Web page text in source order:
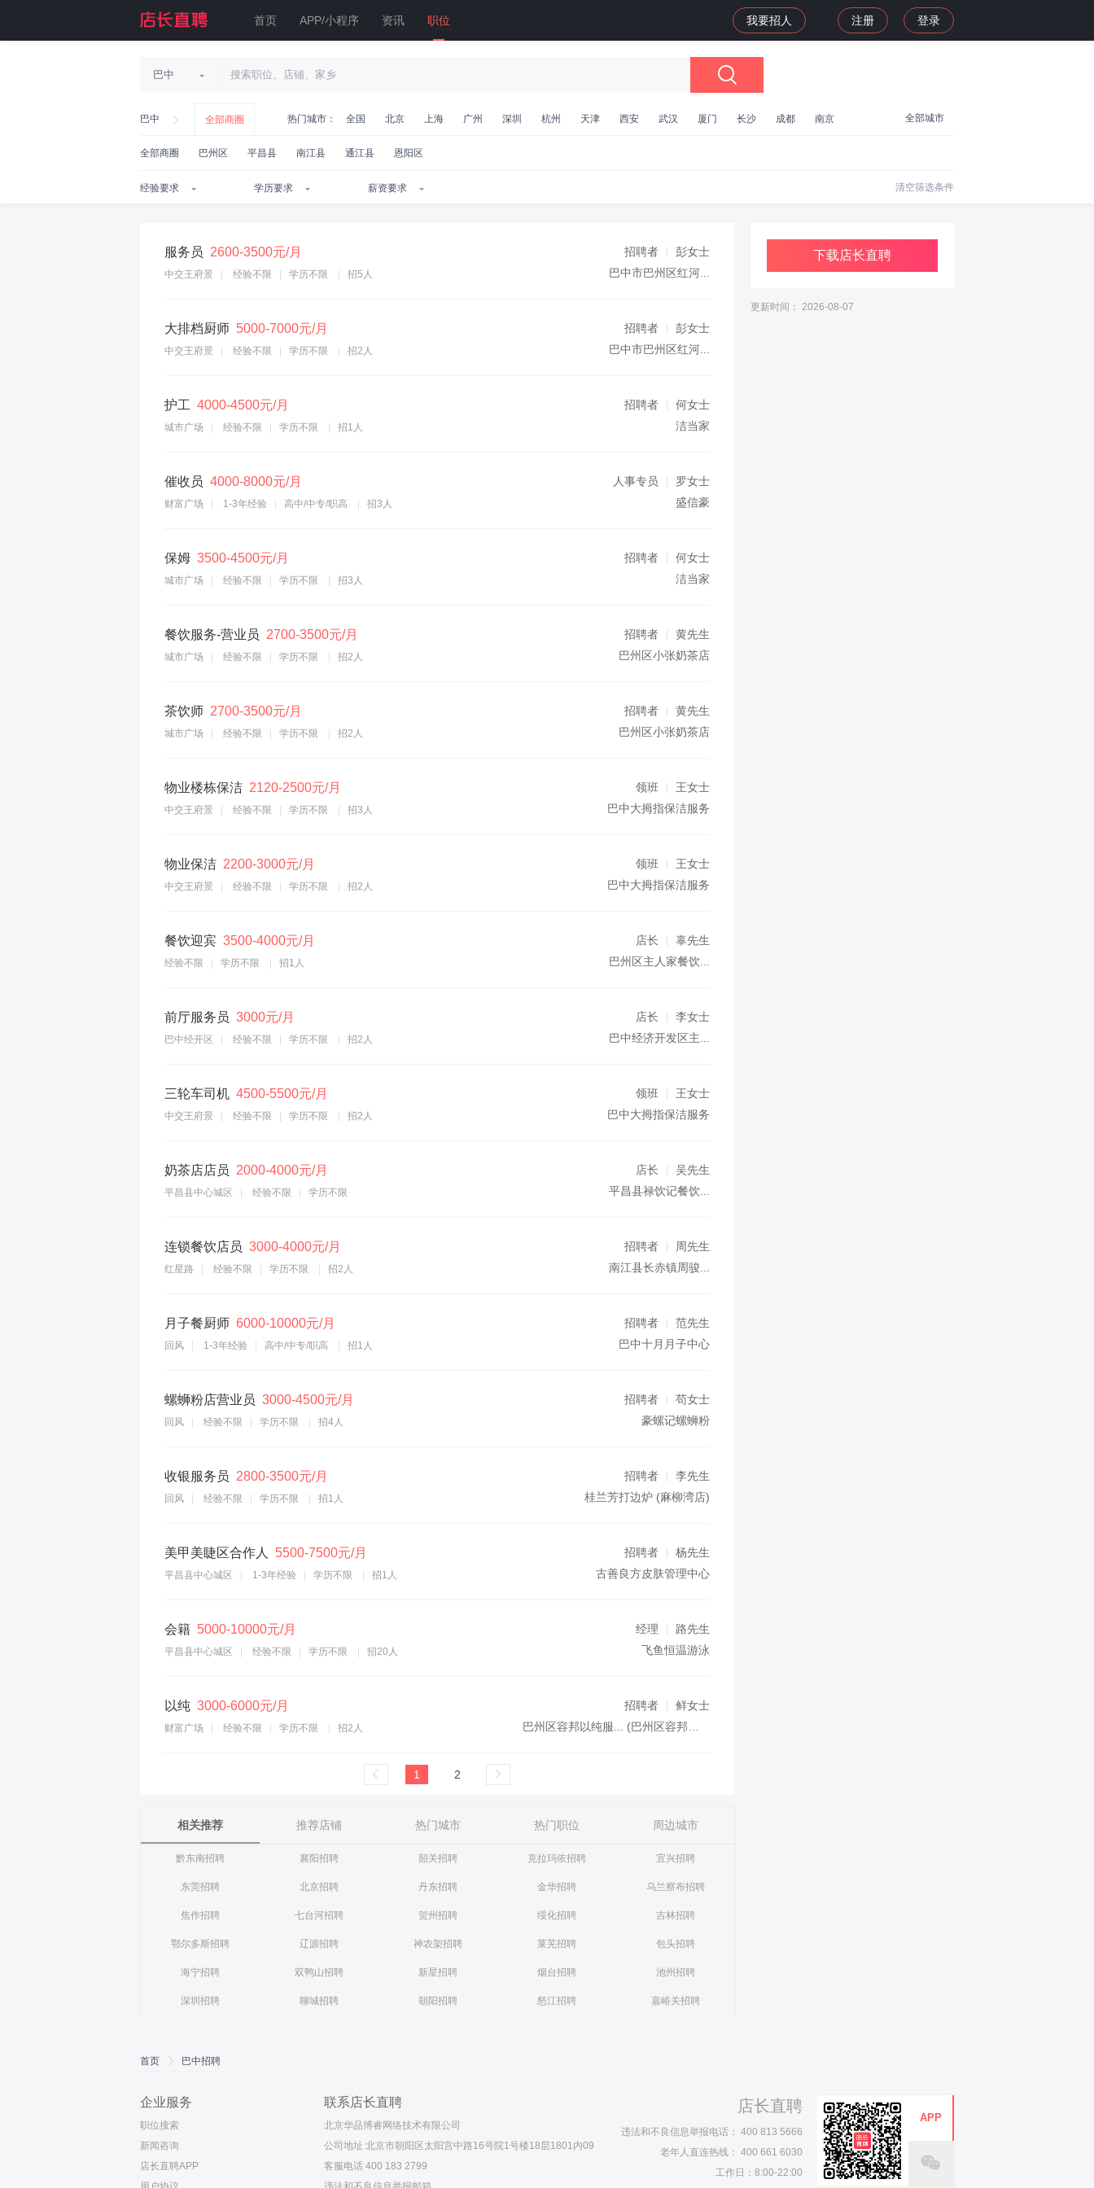
首页 APP/小程序 资讯 职位 我要招人 注册 登录
巴中
巴中 全部商圈 热门城市： 全国 北京 上海 广州 深圳 杭州 天津 西安 武汉 厦门 长沙 成都 南京 全部城市
全部商圈 巴州区 平昌县 南江县 通江县 恩阳区
清空筛选条件
下载店长直聘
更新时间： 2026-08-07
服务员 2600-3500元/月
中交王府景 经验不限 学历不限 招5人
招聘者
彭女士
巴中市巴州区红河...
大排档厨师 5000-7000元/月
中交王府景 经验不限 学历不限 招2人
招聘者
彭女士
巴中市巴州区红河...
护工 4000-4500元/月
城市广场 经验不限 学历不限 招1人
招聘者
何女士
洁当家
催收员 4000-8000元/月
财富广场 1-3年经验 高中/中专/职高 招3人
人事专员
罗女士
盛信豪
保姆 3500-4500元/月
城市广场 经验不限 学历不限 招3人
招聘者
何女士
洁当家
餐饮服务-营业员 2700-3500元/月
城市广场 经验不限 学历不限 招2人
招聘者
黄先生
巴州区小张奶茶店
茶饮师 2700-3500元/月
城市广场 经验不限 学历不限 招2人
招聘者
黄先生
巴州区小张奶茶店
物业楼栋保洁 2120-2500元/月
中交王府景 经验不限 学历不限 招3人
领班
王女士
巴中大拇指保洁服务
物业保洁 2200-3000元/月
中交王府景 经验不限 学历不限 招2人
领班
王女士
巴中大拇指保洁服务
餐饮迎宾 3500-4000元/月
经验不限 学历不限 招1人
店长
辜先生
巴州区主人家餐饮...
前厅服务员 3000元/月
巴中经开区 经验不限 学历不限 招2人
店长
李女士
巴中经济开发区主...
三轮车司机 4500-5500元/月
中交王府景 经验不限 学历不限 招2人
领班
王女士
巴中大拇指保洁服务
奶茶店店员 2000-4000元/月
平昌县中心城区 经验不限 学历不限
店长
吴先生
平昌县禄饮记餐饮...
连锁餐饮店员 3000-4000元/月
红星路 经验不限 学历不限 招2人
招聘者
周先生
南江县长赤镇周骏...
月子餐厨师 6000-10000元/月
回风 1-3年经验 高中/中专/职高 招1人
招聘者
范先生
巴中十月月子中心
螺蛳粉店营业员 3000-4500元/月
回风 经验不限 学历不限 招4人
招聘者
苟女士
豪螺记螺蛳粉
收银服务员 2800-3500元/月
回风 经验不限 学历不限 招1人
招聘者
李先生
桂兰芳打边炉 (麻柳湾店)
美甲美睫区合作人 5500-7500元/月
平昌县中心城区 1-3年经验 学历不限 招1人
招聘者
杨先生
古善良方皮肤管理中心
会籍 5000-10000元/月
平昌县中心城区 经验不限 学历不限 招20人
经理
路先生
飞鱼恒温游泳
以纯 3000-6000元/月
财富广场 经验不限 学历不限 招2人
招聘者
鲜女士
巴州区容邦以纯服... (巴州区容邦以纯服饰专卖店)
1 2
相关推荐 推荐店铺 热门城市 热门职位 周边城市
黔东南招聘 襄阳招聘 韶关招聘 克拉玛依招聘 宜兴招聘
东莞招聘 北京招聘 丹东招聘 金华招聘 乌兰察布招聘
焦作招聘 七台河招聘 贺州招聘 绥化招聘 吉林招聘
鄂尔多斯招聘 辽源招聘 神农架招聘 莱芜招聘 包头招聘
海宁招聘 双鸭山招聘 新星招聘 烟台招聘 池州招聘
深圳招聘 聊城招聘 朝阳招聘 怒江招聘 嘉峪关招聘
首页 巴中招聘
店长直聘
违法和不良信息举报电话： 400 813 5666
老年人直连热线： 400 661 6030
工作日：8:00-22:00
APP
企业服务
职位搜索
新闻咨询
店长直聘APP
联系店长直聘
北京华品博睿网络技术有限公司
公司地址 北京市朝阳区太阳宫中路16号院1号楼18层1801内09
客服电话 400 183 2799